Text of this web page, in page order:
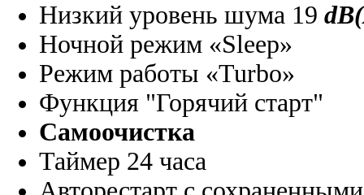
Низкий уровень шума 19
Ночной режим «Sleep»
Режим работы «Turbo»
Функция "Горячий старт"
Самоочистка
Таймер 24 часа